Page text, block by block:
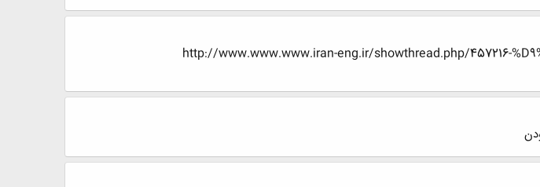
http://www.www.www.iran-eng.ir/showthread.php/457216-